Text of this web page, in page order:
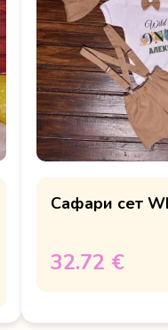
Сафари сет
32.72 €